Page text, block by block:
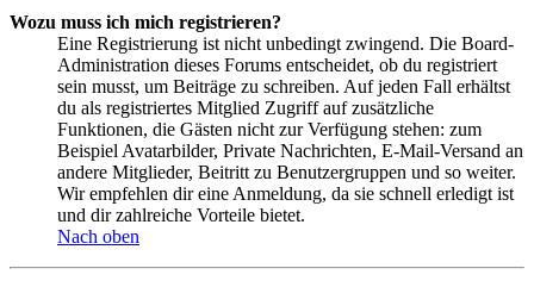
Wozu muss ich mich registrieren?
Eine Registrierung ist nicht unbedingt zwingend. Die Board-
Administration dieses Forums entscheidet, ob du registriert
sein musst, um Beiträge zu schreiben. Auf jeden Fall erhältst
du als registriertes Mitglied Zugriff auf zusätzliche
Funktionen, die Gästen nicht zur Verfügung stehen: zum
Beispiel Avatarbilder, Private Nachrichten, E-Mail-Versand an
andere Mitglieder, Beitritt zu Benutzergruppen und so weiter.
Wir empfehlen dir eine Anmeldung, da sie schnell erledigt ist
und dir zahlreiche Vorteile bietet.
Nach oben